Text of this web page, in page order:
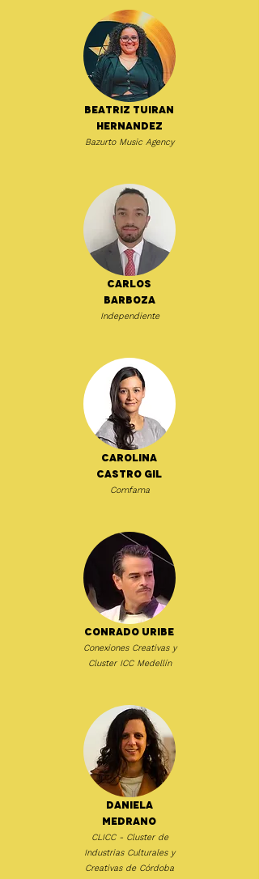
Beatriz Tuiran
Hernandez
Bazurto Music Agency
Carlos
Barboza
Independiente
Carolina
Castro Gil
Comfama
Conrado Uribe
Conexiones Creativas y
Cluster ICC Medellín
Daniela
Medrano
CLICC - Cluster de
Industrias Culturales y
Creativas de Córdoba